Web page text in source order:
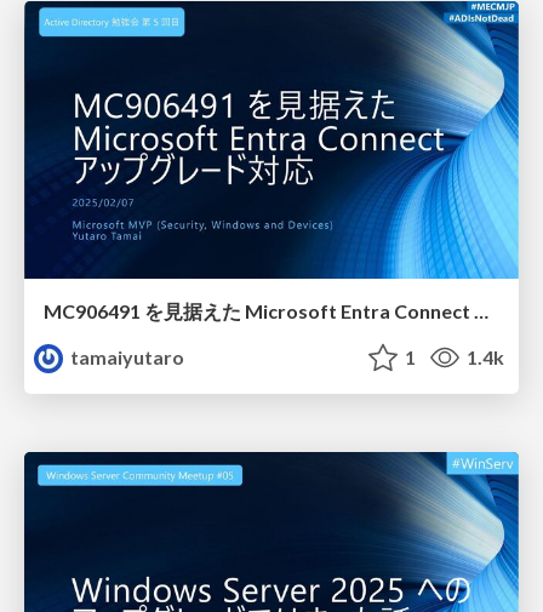
MC906491 を見据えた Microsoft Entra Connect アップグレード対応
tamaiyutaro
1 1.4k